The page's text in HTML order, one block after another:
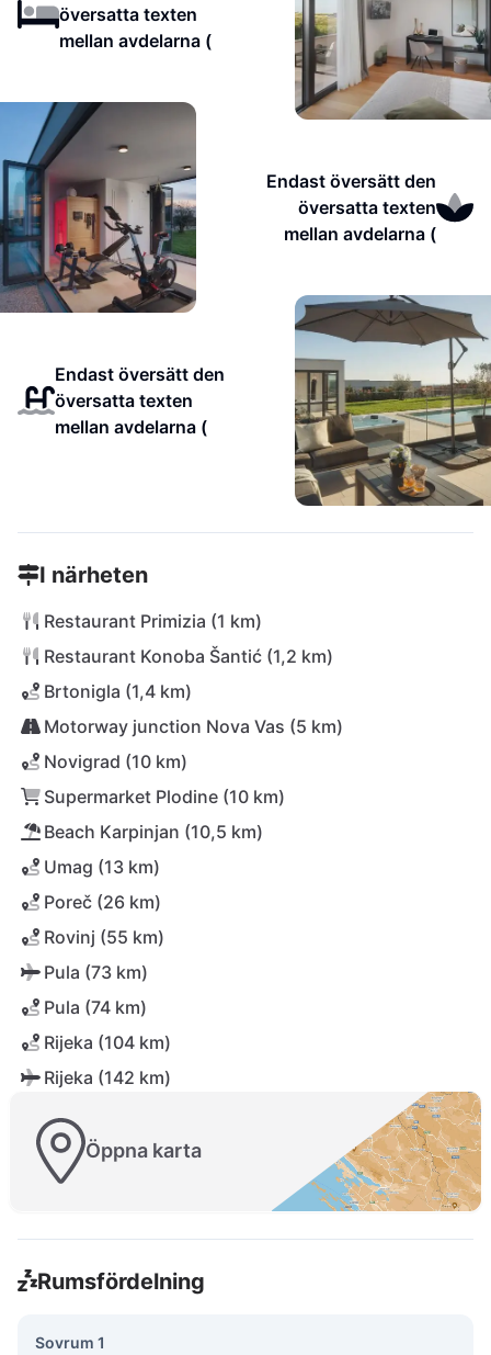
översatta texten
mellan avdelarna (
Endast översätt den
översatta texten
mellan avdelarna (
Endast översätt den
översatta texten
mellan avdelarna (
I närheten
Restaurant Primizia (1 km)
Restaurant Konoba Šantić (1,2 km)
Brtonigla (1,4 km)
Motorway junction Nova Vas (5 km)
Novigrad (10 km)
Supermarket Plodine (10 km)
Beach Karpinjan (10,5 km)
Umag (13 km)
Poreč (26 km)
Rovinj (55 km)
Pula (73 km)
Pula (74 km)
Rijeka (104 km)
Rijeka (142 km)
Öppna karta
Rumsfördelning
Sovrum 1